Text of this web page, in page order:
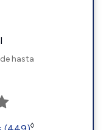
hasta
◊